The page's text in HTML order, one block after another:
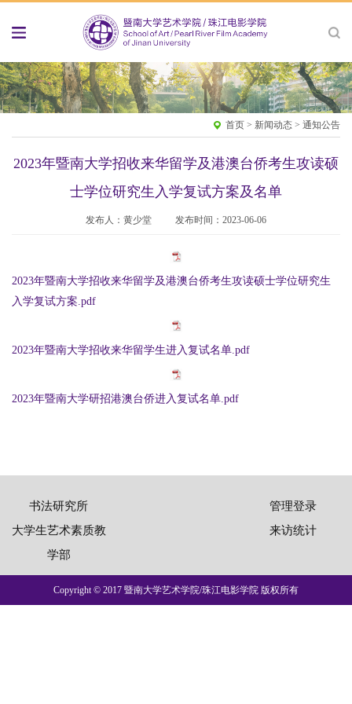
首页 > 新闻动态 > 通知公告
2023年暨南大学招收来华留学及港澳台侨考生攻读硕
士学位研究生入学复试方案及名单
发布人：黄少堂 发布时间：2023-06-06
2023年暨南大学招收来华留学及港澳台侨考生攻读硕士学位研究生
入学复试方案.pdf
2023年暨南大学招收来华留学生进入复试名单.pdf
2023年暨南大学研招港澳台侨进入复试名单.pdf
书法研究所
大学生艺术素质教
学部
管理登录
来访统计
Copyright © 2017 暨南大学艺术学院/珠江电影学院 版权所有